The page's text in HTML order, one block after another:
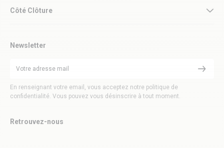
Côté Clôture
Newsletter
En renseignant votre email, vous acceptez notre politique de
confidentialité. Vous pouvez vous désinscrire à tout moment.
Retrouvez-nous